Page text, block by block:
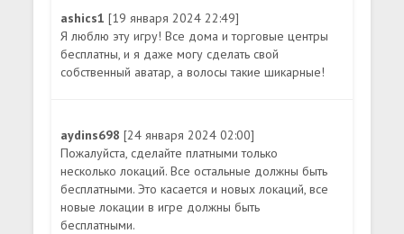
ashics1[19 января 2024 22:49]
Я люблю эту игру! Все дома и торговые центры
бесплатны, и я даже могу сделать свой
собственный аватар, а волосы такие шикарные!
aydins698[24 января 2024 02:00]
Пожалуйста, сделайте платными только
несколько локаций. Все остальные должны быть
бесплатными. Это касается и новых локаций, все
новые локации в игре должны быть
бесплатными.